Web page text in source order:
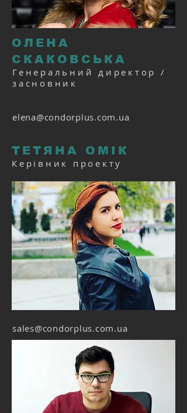
ОЛЕНА
СКАКОВСЬКА
elena@condorplus.com.ua
Генеральний директор /
засновник
ТЕТЯНА ОМІК
sales@condorplus.com.ua
Керівник проекту